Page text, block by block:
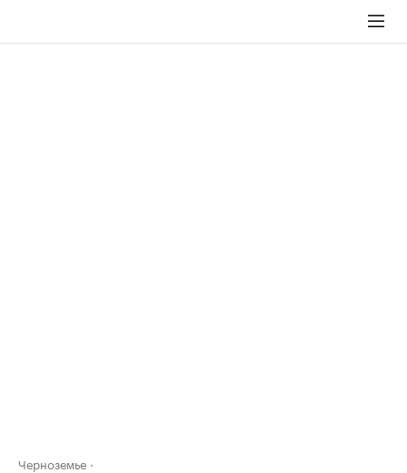
Черноземье